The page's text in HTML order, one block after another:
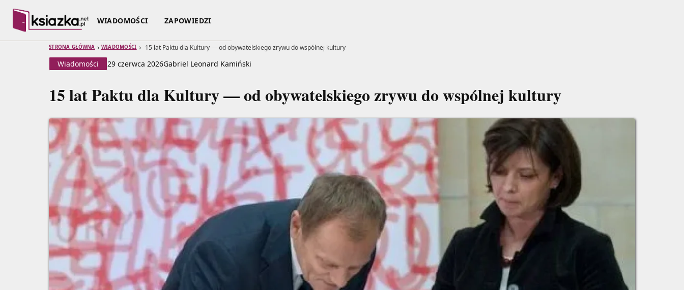
WIADOMOŚCI ZAPOWIEDZI
STRONA GŁÓWNA › WIADOMOŚCI › 15 lat Paktu dla Kultury — od obywatelskiego zrywu do wspólnej kultury
Wiadomości 29 czerwca 2026Gabriel Leonard Kamiński
15 lat Paktu dla Kultury — od obywatelskiego zrywu do wspólnej kultury